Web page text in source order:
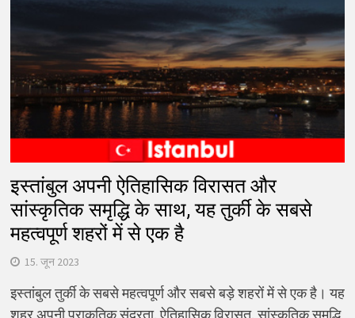
इस्तांबुल अपनी ऐतिहासिक विरासत और
सांस्कृतिक समृद्धि के साथ, यह तुर्की के सबसे
महत्वपूर्ण शहरों में से एक है
15. जून 2023
इस्तांबुल तुर्की के सबसे महत्वपूर्ण और सबसे बड़े शहरों में से एक है। यह
शहर अपनी प्राकृतिक सुंदरता, ऐतिहासिक विरासत, सांस्कृतिक समृद्धि